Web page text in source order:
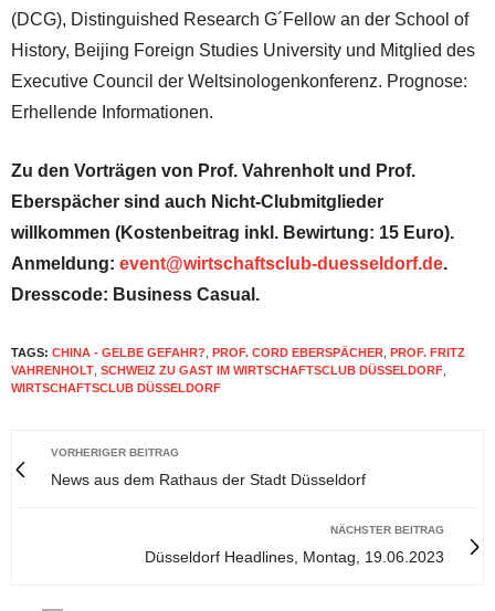
(DCG), Distinguished Research G´Fellow an der School of
History, Beijing Foreign Studies University und Mitglied des
Executive Council der Weltsinologenkonferenz. Prognose:
Erhellende Informationen.
Zu den Vorträgen von Prof. Vahrenholt und Prof.
Eberspächer sind auch Nicht-Clubmitglieder
willkommen (Kostenbeitrag inkl. Bewirtung: 15 Euro).
Anmeldung: event@wirtschaftsclub-duesseldorf.de.
Dresscode: Business Casual.
TAGS: CHINA - GELBE GEFAHR? PROF. CORD EBERSPÄCHER
PROF. FRITZ
VAHRENHOLT SCHWEIZ ZU GAST IM WIRTSCHAFTSCLUB DÜSSELDORF
WIRTSCHAFTSCLUB DÜSSELDORF
VORHERIGER BEITRAG
News aus dem Rathaus der Stadt Düsseldorf
NÄCHSTER BEITRAG
Düsseldorf Headlines, Montag, 19.06.2023